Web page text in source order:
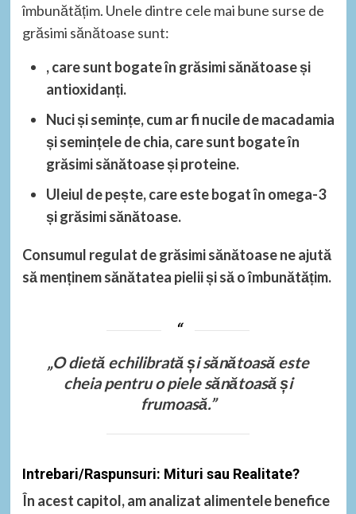
îmbunătățim. Unele dintre cele mai bune surse de
grăsimi sănătoase sunt:
, care sunt bogate în grăsimi sănătoase și
antioxidanți.
Nuci și semințe, cum ar fi nucile de macadamia
și semințele de chia, care sunt bogate în
grăsimi sănătoase și proteine.
Uleiul de pește, care este bogat în omega-3
și grăsimi sănătoase.
Consumul regulat de grăsimi sănătoase ne ajută
să menținem sănătatea pielii și să o îmbunătățim.
„O dietă echilibrată și sănătoasă este
cheia pentru o piele sănătoasă și
frumoasă.”
Intrebari/Raspunsuri: Mituri sau Realitate?
În acest capitol, am analizat alimentele benefice